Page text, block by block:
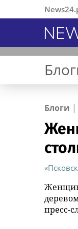
В
России
новый
MWS AI
больших
Почти
Изящное
Блоги |
пресс-